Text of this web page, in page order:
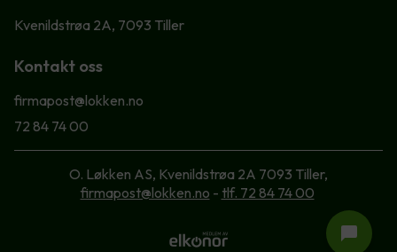
Kvenildstrøa 2A, 7093 Tiller
Kontakt oss
firmapost@lokken.no
72 84 74 00
O. Løkken AS, Kvenildstrøa 2A 7093 Tiller,
firmapost@lokken.no - tlf. 72 84 74 00